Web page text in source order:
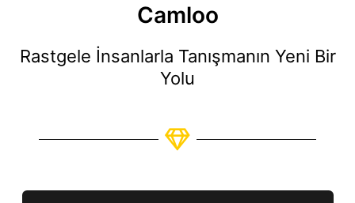
Camloo
Rastgele İnsanlarla Tanışmanın Yeni Bir
Yolu